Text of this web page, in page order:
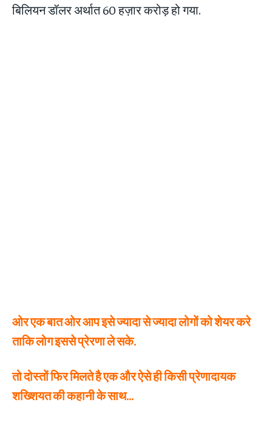
बिलियन डॉलर अर्थात 60 हज़ार करोड़ हो गया.
ओर एक बात ओर आप इसे ज्यादा से ज्यादा लोगों को शेयर करे
ताकि लोग इससे प्रेरणा ले सके.
तो दोस्तों फिर मिलते है एक और ऐसे ही किसी प्रेणादायक
शख्शियत की कहानी के साथ…